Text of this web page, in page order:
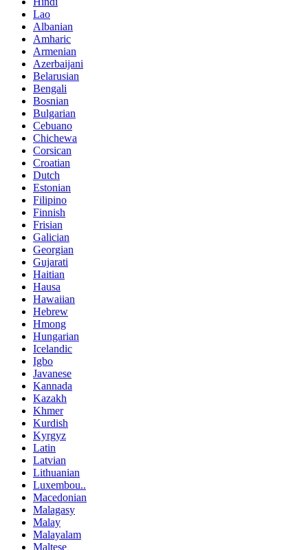
Lao
Albanian
Amharic
Armenian
Azerbaijani
Belarusian
Bengali
Bosnian
Bulgarian
Cebuano
Chichewa
Corsican
Croatian
Dutch
Estonian
Filipino
Finnish
Frisian
Galician
Georgian
Gujarati
Haitian
Hausa
Hawaiian
Hebrew
Hmong
Hungarian
Icelandic
Igbo
Javanese
Kannada
Kazakh
Khmer
Kurdish
Kyrgyz
Latin
Latvian
Lithuanian
Luxembou..
Macedonian
Malagasy
Malay
Malayalam
Maltese